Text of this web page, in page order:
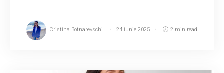
Cristina Botnarevschi 24 iunie 2025 2 min read